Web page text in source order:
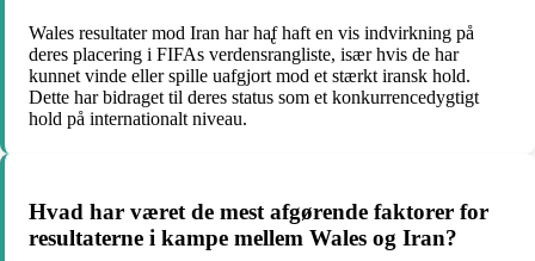
Wales resultater mod Iran har ha̢f haft en vis indvirkning på
deres placering i FIFAs verdensrangliste, især hvis de har
kunnet vinde eller spille uafgjort mod et stærkt iransk hold.
Dette har bidraget til deres status som et konkurrencedygtigt
hold på internationalt niveau.
Hvad har været de mest afgørende faktorer for
resultaterne i kampe mellem Wales og Iran?